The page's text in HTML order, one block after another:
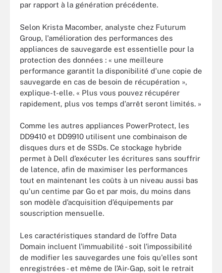
par rapport à la génération précédente.
Selon Krista Macomber, analyste chez Futurum
Group, l'amélioration des performances des
appliances de sauvegarde est essentielle pour la
protection des données : « une meilleure
performance garantit la disponibilité d'une copie de
sauvegarde en cas de besoin de récupération »,
explique-t-elle. « Plus vous pouvez récupérer
rapidement, plus vos temps d'arrêt seront limités. »
Comme les autres appliances PowerProtect, les
DD9410 et DD9910 utilisent une combinaison de
disques durs et de SSDs. Ce stockage hybride
permet à Dell d’exécuter les écritures sans souffrir
de latence, afin de maximiser les performances
tout en maintenant les coûts à un niveau aussi bas
qu'un centime par Go et par mois, du moins dans
son modèle d’acquisition d’équipements par
souscription mensuelle.
Les caractéristiques standard de l’offre Data
Domain incluent l'immuabilité - soit l'impossibilité
de modifier les sauvegardes une fois qu'elles sont
enregistrées - et même de l’Air-Gap, soit le retrait